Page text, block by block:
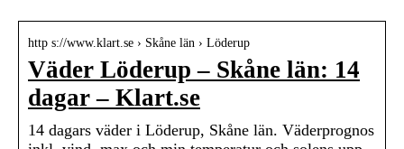
http s://www.klart.se › Skåne län › Löderup
Väder Löderup – Skåne län: 14
dagar – Klart.se
14 dagars väder i Löderup, Skåne län. Väderprognos